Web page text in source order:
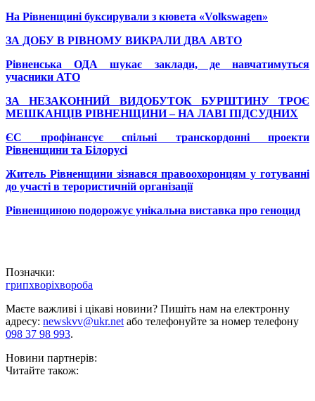
На Рівненщині буксирували з кювета «Volkswagen»
ЗА ДОБУ В РІВНОМУ ВИКРАЛИ ДВА АВТО
Рівненська ОДА шукає заклади, де навчатимуться
учасники АТО
ЗА НЕЗАКОННИЙ ВИДОБУТОК БУРШТИНУ ТРОЄ
МЕШКАНЦІВ РІВНЕНЩИНИ – НА ЛАВІ ПІДСУДНИХ
ЄС профінансує спільні транскордонні проекти
Рівненщини та Білорусі
Житель Рівненщини зізнався правоохоронцям у готуванні
до участі в терористичній організації
Рівненщиною подорожує унікальна виставка про геноцид
Позначки:
грипхворіхвороба
Маєте важливі і цікаві новини? Пишіть нам на електронну
адресу: newskvv@ukr.netабо телефонуйте за номер телефону
098 37 98 993.
Новини партнерів:
Читайте також: